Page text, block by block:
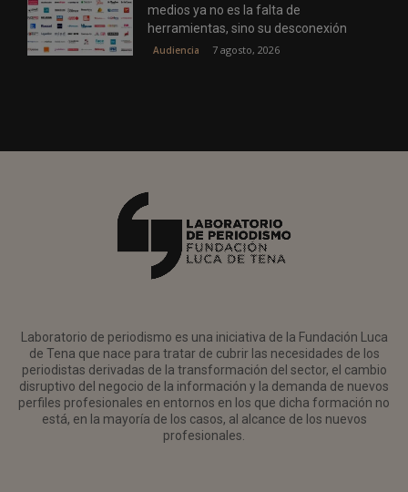
medios ya no es la falta de
herramientas, sino su desconexión
Audiencia 7 agosto, 2026
Laboratorio de periodismo es una iniciativa de la Fundación Luca
de Tena que nace para tratar de cubrir las necesidades de los
periodistas derivadas de la transformación del sector, el cambio
disruptivo del negocio de la información y la demanda de nuevos
perfiles profesionales en entornos en los que dicha formación no
está, en la mayoría de los casos, al alcance de los nuevos
profesionales.